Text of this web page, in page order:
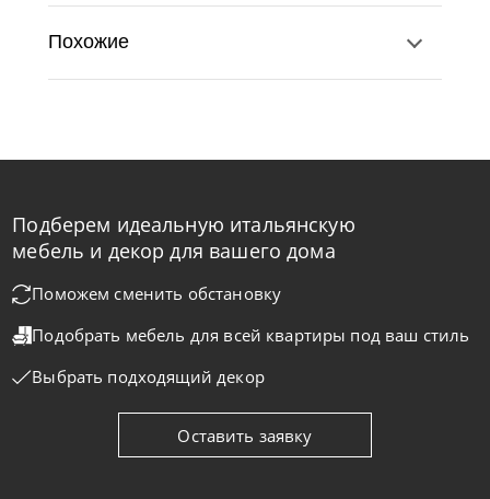
от
-40% до 08.31
Nicolettihome
На заказ 45-90 дн +2 в наличии
+280 +100
Похожие
Подберем идеальную итальянскую
мебель и декор для вашего дома
Поможем сменить обстановку
Подобрать мебель для всей квартиры под ваш стиль
Выбрать подходящий декор
Оставить заявку